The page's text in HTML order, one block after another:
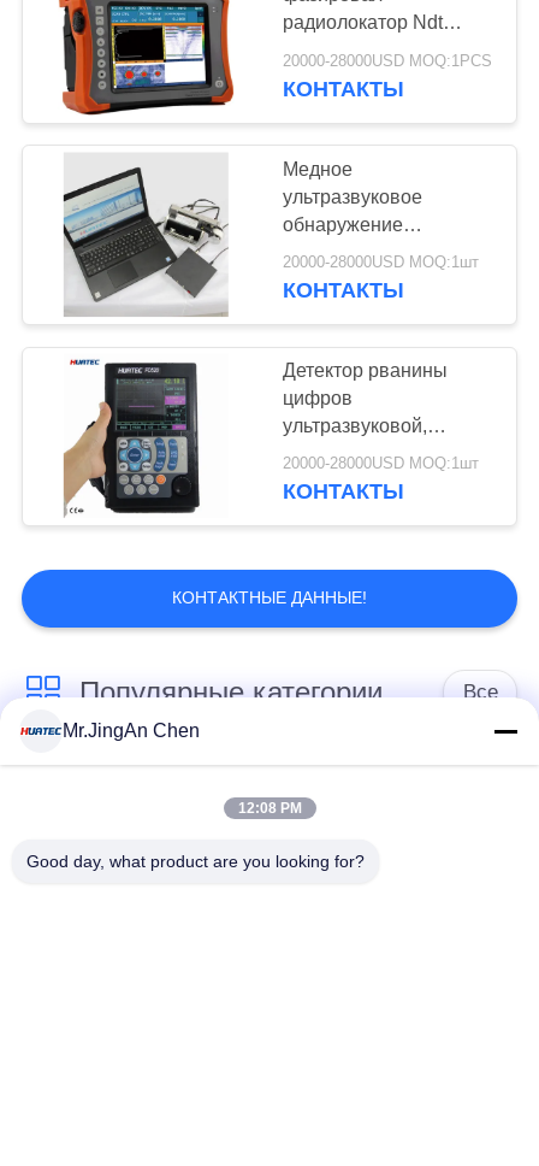
радиолокатор Ndt
массива фазировал -
детектор рванины
20000-28000USD MOQ:1PCS
КОНТАКТЫ
Медное
ультразвуковое
обнаружение
веревочки стального
провода детектора
20000-28000USD MOQ:1шт
КОНТАКТЫ
Детектор рванины
цифров
ультразвуковой,
ультразвуковое
доказательство пыли
20000-28000USD MOQ:1шт
КОНТАКТЫ
КОНТАКТНЫЕ ДАННЫЕ!
Популярные категории Все
толщиномер
Толщиномер
Портативный
Mr.JingAn Chen
12:08 PM
Good day, what product are you looking for?